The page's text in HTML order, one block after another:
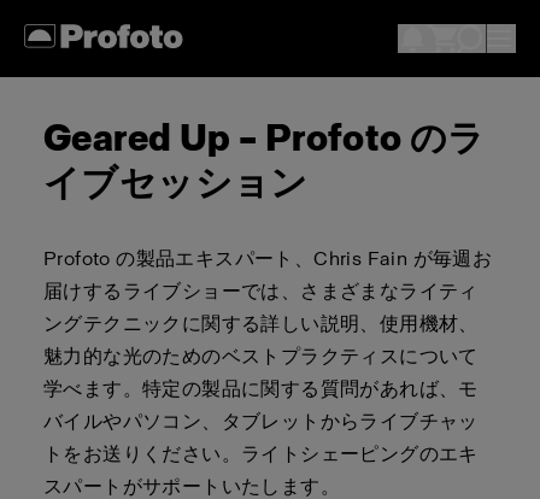
Geared Up – Profoto のラ
イブセッション
Profoto の製品エキスパート、Chris Fain が毎週お
届けするライブショーでは、さまざまなライティ
ングテクニックに関する詳しい説明、使用機材、
魅力的な光のためのベストプラクティスについて
学べます。特定の製品に関する質問があれば、モ
バイルやパソコン、タブレットからライブチャッ
トをお送りください。ライトシェーピングのエキ
スパートがサポートいたします。